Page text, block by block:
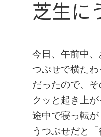
芝生に
今日、午前中
つぶせで横た
だったので、
クッと起き上
途中で寝っ転
うつぶせだと